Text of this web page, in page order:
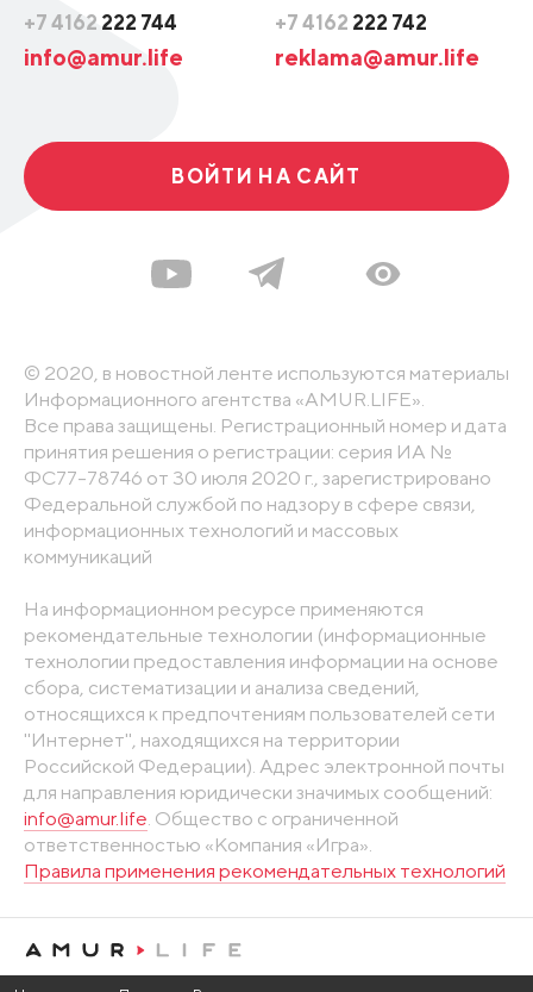
+7 4162 222 744
info@amur.life
+7 4162 222 742
reklama@amur.life
ВОЙТИ НА САЙТ
© 2020, в новостной ленте используются материалы
Информационного агентства «AMUR.LIFE».
Все права защищены. Регистрационный номер и дата
принятия решения о регистрации: серия ИА №
ФС77-78746 от 30 июля 2020 г., зарегистрировано
Федеральной службой по надзору в сфере связи,
информационных технологий и массовых
коммуникаций
На информационном ресурсе применяются
рекомендательные технологии (информационные
технологии предоставления информации на основе
сбора, систематизации и анализа сведений,
относящихся к предпочтениям пользователей сети
"Интернет", находящихся на территории
Российской Федерации). Адрес электронной почты
для направления юридически значимых сообщений:
info@amur.life . Общество с ограниченной
ответственностью «Компания «Игра».
Правила применения рекомендательных технологий